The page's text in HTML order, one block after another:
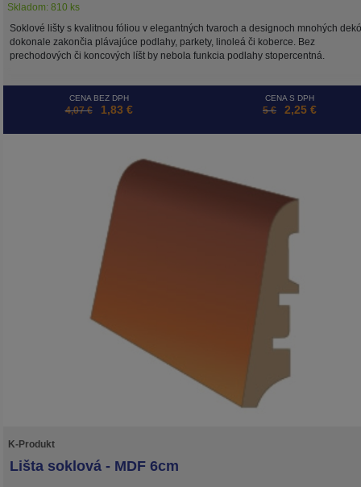
Skladom: 810 ks
Soklové lišty s kvalitnou fóliou v elegantných tvaroch a designoch mnohých
dokonale zakončia plávajúce podlahy, parkety, linoleá či koberce. Bez
prechodových či koncových líšt by nebola funkcia podlahy stopercentná.
CENA BEZ DPH
4,07 € 1,83 €
CENA S DPH
5 € 2,25 €
K-Produkt
Lišta soklová - MDF 6cm